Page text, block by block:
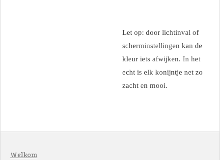
Let op: door lichtinval of
scherminstellingen kan de
kleur iets afwijken. In het
echt is elk konijntje net zo
zacht en mooi.
Welkom